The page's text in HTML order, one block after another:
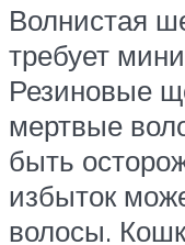
Волнистая
требует
Резиновые
мертвые
быть
избыток
волосы.